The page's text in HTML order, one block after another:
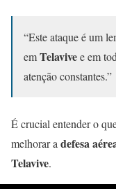
“Este ataque é um
emTelavivee em
atenção constantes.”
É crucial entender o
melhorar a defesa
Telavive.